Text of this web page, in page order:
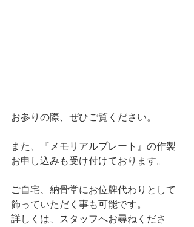
お参りの際、ぜひご覧ください。
また、『メモリアルプレート』の作製
お申し込みも受け付けております。
ご自宅、納骨堂にお位牌代わりとして
飾っていただく事も可能です。
詳しくは、スタッフへお尋ねくださ